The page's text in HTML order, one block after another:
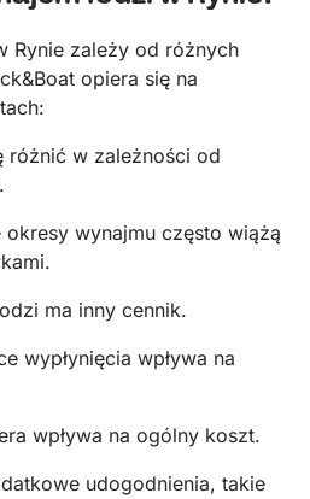
Rynie zależy od różnych
opiera się na
różnić w zależności od
okresy wynajmu często wiążą
ma inny cennik.
wypłynięcia wpływa na
wpływa na ogólny koszt.
udogodnienia, takie